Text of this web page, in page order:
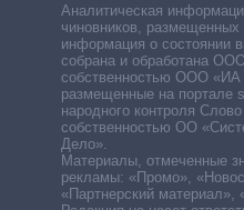
Аналитическая
чиновников, размещенных
информация о состоянии
собрана и обработана
собственностью ООО «ИА
размещенные на портале
народного контроля
собственностью ОО
Дело».
Материалы, отмеченные
рекламы: «Промо»,
«Партнерский материал»,